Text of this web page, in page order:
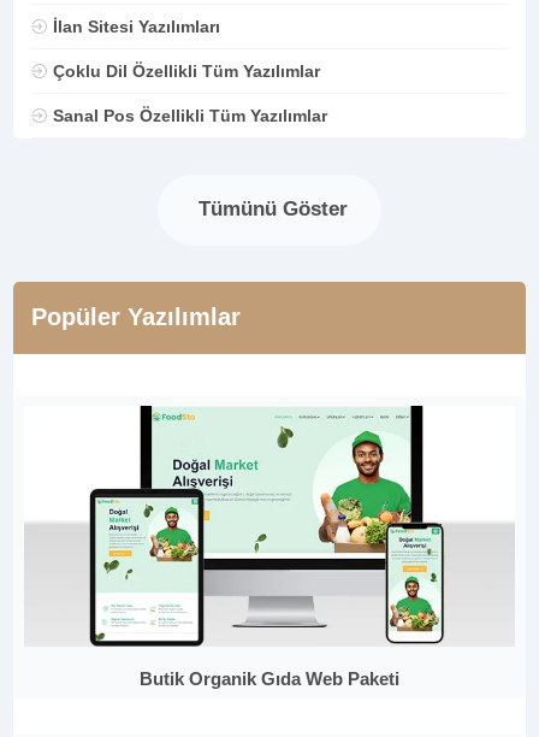
İlan Sitesi Yazılımları
Çoklu Dil Özellikli Tüm Yazılımlar
Sanal Pos Özellikli Tüm Yazılımlar
Tümünü Göster
Popüler Yazılımlar
Butik Organik Gıda Web Paketi